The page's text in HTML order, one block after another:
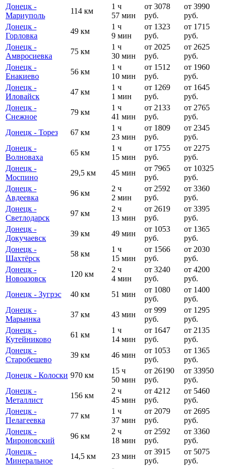
Донецк -
Мариуполь
114 км
1 ч
57 мин
от 3078
руб.
от 3990
руб.
Донецк -
Горловка
49 км
1 ч
9 мин
от 1323
руб.
от 1715
руб.
Донецк -
Амвросиевка
75 км
1 ч
30 мин
от 2025
руб.
от 2625
руб.
Донецк -
Енакиево
56 км
1 ч
10 мин
от 1512
руб.
от 1960
руб.
Донецк -
Иловайск
47 км
1 ч
1 мин
от 1269
руб.
от 1645
руб.
Донецк -
Снежное
79 км
1 ч
41 мин
от 2133
руб.
от 2765
руб.
Донецк - Торез
67 км
1 ч
23 мин
от 1809
руб.
от 2345
руб.
Донецк -
Волноваха
65 км
1 ч
15 мин
от 1755
руб.
от 2275
руб.
Донецк -
Моспино
29,5 км 45 мин
от 7965
руб.
от 10325
руб.
Донецк -
Авдеевка
96 км
2 ч
2 мин
от 2592
руб.
от 3360
руб.
Донецк -
Светлодарск
97 км
2 ч
13 мин
от 2619
руб.
от 3395
руб.
Донецк -
Докучаевск
39 км 49 мин
от 1053
руб.
от 1365
руб.
Донецк -
Шахтёрск
58 км
1 ч
15 мин
от 1566
руб.
от 2030
руб.
Донецк -
Новоазовск
120 км
2 ч
4 мин
от 3240
руб.
от 4200
руб.
Донецк - Зугрэс
40 км 51 мин
от 1080
руб.
от 1400
руб.
Донецк -
Марьинка
37 км 43 мин
от 999
руб.
от 1295
руб.
Донецк -
Кутейниково
61 км
1 ч
14 мин
от 1647
руб.
от 2135
руб.
Донецк -
Старобешево
39 км 46 мин
от 1053
руб.
от 1365
руб.
Донецк - Колоски 970 км
15 ч
50 мин
от 26190
руб.
от 33950
руб.
Донецк -
Металлист
156 км
2 ч
45 мин
от 4212
руб.
от 5460
руб.
Донецк -
Пелагеевка
77 км
1 ч
37 мин
от 2079
руб.
от 2695
руб.
Донецк -
Мироновский
96 км
2 ч
18 мин
от 2592
руб.
от 3360
руб.
Донецк -
Минеральное
14,5 км 23 мин
от 3915
руб.
от 5075
руб.